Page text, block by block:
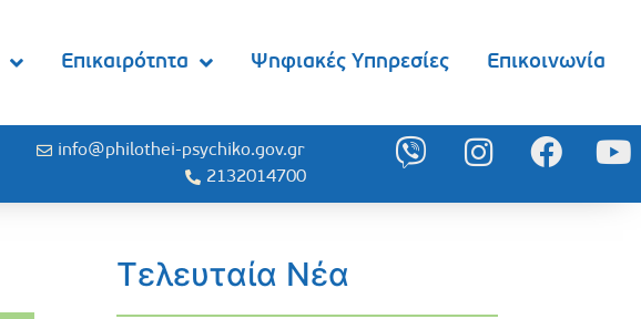
Επικαιρότητα Ψηφιακές Υπηρεσίες Επικοινωνία
info@philothei-psychiko.gov.gr
2132014700
Τελευταία Νέα